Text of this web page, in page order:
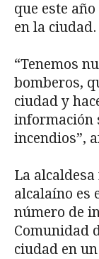
que este
en la ciudad.
“Tenemos
bomberos,
ciudad y
información
incendios”,
La
alcalaíno es
número de
Comunidad
ciudad en